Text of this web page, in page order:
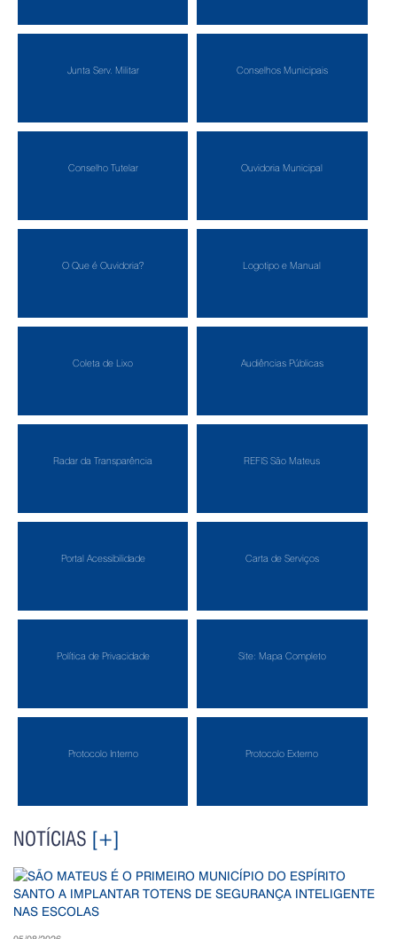
Junta Serv. Militar Conselhos Municipais
Conselho Tutelar Ouvidoria Municipal
O Que é Ouvidoria? Logotipo e Manual
Coleta de Lixo Audiências Públicas
Radar da Transparência REFIS São Mateus
Portal Acessibilidade Carta de Serviços
Política de Privacidade Site: Mapa Completo
Protocolo Interno Protocolo Externo
NOTÍCIAS [+]